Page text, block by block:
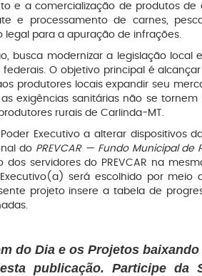
e a comercialização de produtos
e processamento de carnes,
para a apuração de infrações.
busca modernizar a legislação
O objetivo principal é
produtores locais expandir seu
exigências sanitárias não se
rurais de Carlinda-MT.
Executivo a alterar dispositivos
do PREVCAR — Fundo Municipal
servidores do PREVCAR na
será escolhido por
projeto insere a tabela de
do Dia e os Projetos
publicação. Participe da